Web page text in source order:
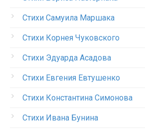
Стихи Самуила Маршака
Стихи Корнея Чуковского
Стихи Эдуарда Асадова
Стихи Евгения Евтушенко
Стихи Константина Симонова
Стихи Ивана Бунина